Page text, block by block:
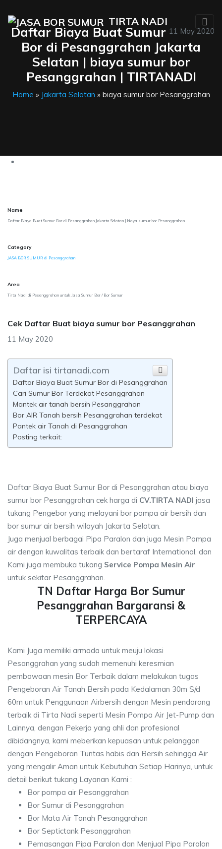
TIRTA NADI
11 May 2020
Daftar Biaya Buat Sumur
Bor di Pesanggrahan Jakarta
Selatan | biaya sumur bor
Pesanggrahan | TIRTANADI
Home » Jakarta Selatan » biaya sumur bor Pesanggrahan
Name
Daftar Biaya Buat Sumur Bor di Pesanggrahan Jakarta Selatan | biaya sumur bor Pesanggrahan
Category
JASA BOR SUMUR di Pesanggrahan
Area
Tirta Nadi di Pesanggrahan untuk Jasa Sumur Bor / Bor Sumur
Cek Daftar Buat biaya sumur bor Pesanggrahan
11 May 2020
Daftar isi tirtanadi.com
Daftar Biaya Buat Sumur Bor di Pesanggrahan
Cari Sumur Bor Terdekat Pesanggrahan
Mantek air tanah bersih Pesanggrahan
Bor AIR Tanah bersih Pesanggrahan terdekat
Pantek air Tanah di Pesanggrahan
Posting terkait:
Daftar Biaya Buat Sumur Bor di Pesanggrahan atau biaya
sumur bor Pesanggrahan cek harga di CV.TIRTA NADI jasa
tukang Pengebor yang melayani bor pompa air bersih dan
bor sumur air bersih wilayah Jakarta Selatan.
Juga menjual berbagai Pipa Paralon dan juga Mesin Pompa
air dengan kuwalitas terbaik dan bertaraf International, dan
Kami juga membuka tukang Service Pompa Mesin Air
untuk sekitar Pesanggrahan.
TN Daftar Harga Bor Sumur
Pesanggrahan Bargaransi &
TERPERCAYA
Kami Juga memiliki armada untuk meuju lokasi
Pesanggrahan yang sudah memenuhi keresmian
pembawaan mesin Bor Terbaik dalam melakukan tugas
Pengeboran Air Tanah Bersih pada Kedalaman 30m S/d
60m untuk Penggunaan Airbersih dengan Mesin pendorong
terbaik di Tirta Nadi seperti Mesin Pompa Air Jet-Pump dan
Lainnya, dengan Pekerja yang ahli dan profesional
dibidangnya, kami meberikan kepuasan untuk pelanggan
dengan Pengeboran Tuntas habis dan Bersih sehingga Air
yang mengalir Aman untuk Kebutuhan Setiap Harinya, untuk
detail berikut tukang Layanan Kami :
Bor pompa air Pesanggrahan
Bor Sumur di Pesanggrahan
Bor Mata Air Tanah Pesanggrahan
Bor Septictank Pesanggrahan
Pemasangan Pipa Paralon dan Menjual Pipa Paralon